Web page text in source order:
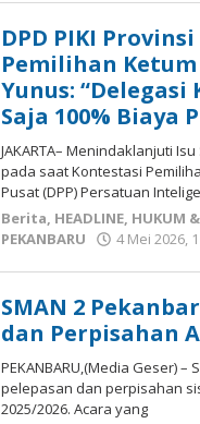
DPD PIKI
Pemilihan Ketum
Yunus: “Delegasi
Saja 100% Biaya
JAKARTA– Menindaklanjuti
pada saat Kontestasi
Pusat (DPP) Persatuan
Berita, HEADLINE, HUKUM
PEKANBARU
4 Mei 2026,
SMAN 2
dan Perpisahan
PEKANBARU,(Media Geser)
pelepasan dan perpisahan
2025/2026. Acara yang